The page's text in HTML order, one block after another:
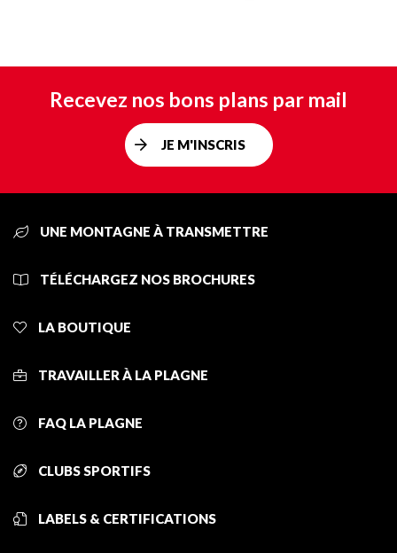
Recevez nos bons plans par mail
JE M'INSCRIS
UNE MONTAGNE À TRANSMETTRE
TÉLÉCHARGEZ NOS BROCHURES
LA BOUTIQUE
TRAVAILLER À LA PLAGNE
FAQ LA PLAGNE
CLUBS SPORTIFS
LABELS & CERTIFICATIONS